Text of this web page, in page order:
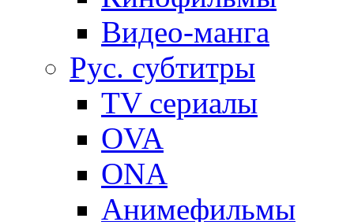
Видео-манга
Рус. субтитры
TV сериалы
OVA
ONA
Анимефильмы